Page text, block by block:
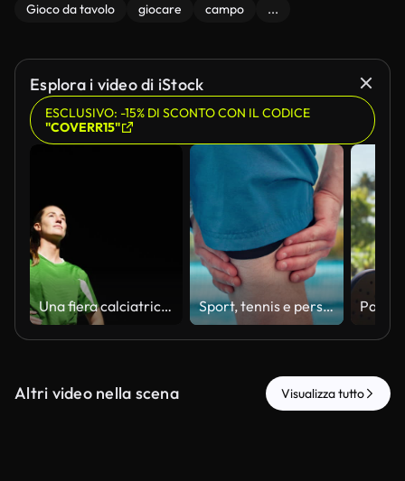
Gioco da tavolo giocare campo ...
Esplora i video di iStock
ESCLUSIVO: -15% DI SCONTO CON IL CODICE
"COVERR15"
Una fiera calciatrice donna si erge con sicurezza di notte Sport, tennis e persone con dolore alle gambe per infortuni da allenamento, incidenti e distorsioni all'aperto. Padel, fitness e atleta con tensione, infiammazione e stiramento muscolare per esercizio, allenamento e pratica
Altri video nella scena Visualizza tutto